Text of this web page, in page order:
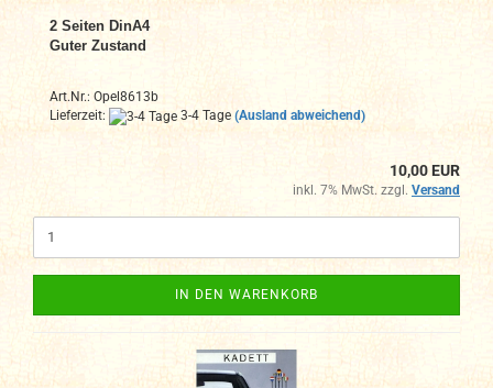
2 Seiten DinA4
Guter Zustand
Art.Nr.: Opel8613b
Lieferzeit:
3-4 Tage (Ausland abweichend)
10,00 EUR
inkl. 7% MwSt. zzgl. Versand
IN DEN WARENKORB